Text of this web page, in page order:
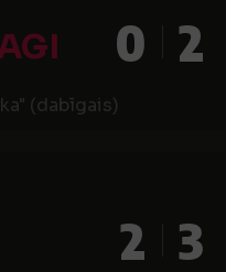
0 2
(dabīgais)
2 3